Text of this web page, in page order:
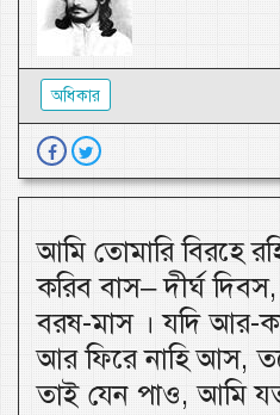
অধিকার
আমি তোমারি বিরহে
করিব বাস– দীর্ঘ দিবস,
বরষ-মাস । যদি আর-
আর ফিরে নাহি আস,
তাই যেন পাও, আমি